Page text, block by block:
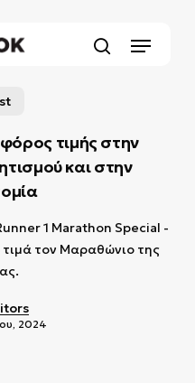
Menu
τιμής στην
και στην
1 Marathon Special -
τιμά τον Μαραθώνιο της
2024